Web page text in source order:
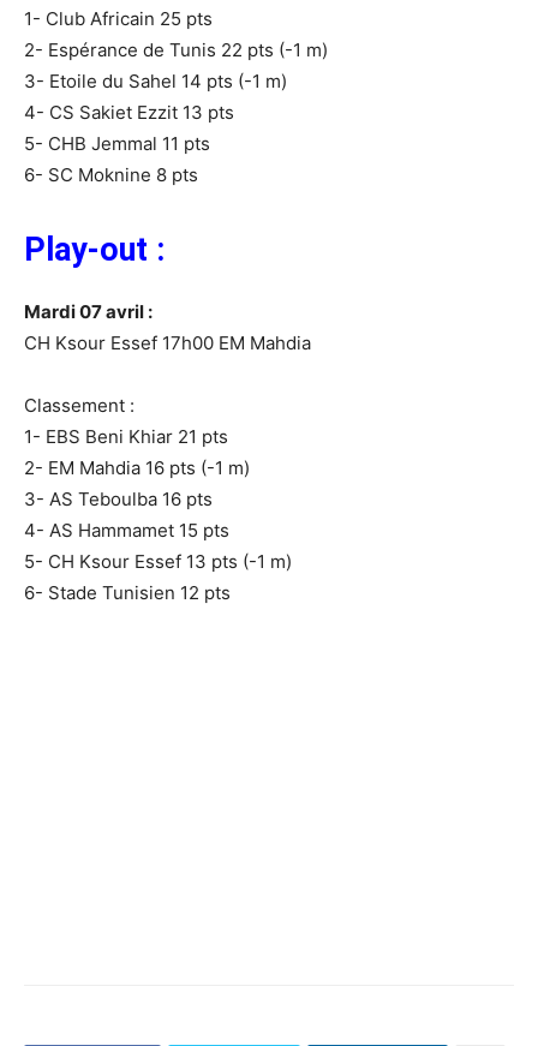
1- Club Africain 25 pts
2- Espérance de Tunis 22 pts (-1 m)
3- Etoile du Sahel 14 pts (-1 m)
4- CS Sakiet Ezzit 13 pts
5- CHB Jemmal 11 pts
6- SC Moknine 8 pts
Play-out :
Mardi 07 avril :
CH Ksour Essef 17h00 EM Mahdia
Classement :
1- EBS Beni Khiar 21 pts
2- EM Mahdia 16 pts (-1 m)
3- AS Teboulba 16 pts
4- AS Hammamet 15 pts
5- CH Ksour Essef 13 pts (-1 m)
6- Stade Tunisien 12 pts